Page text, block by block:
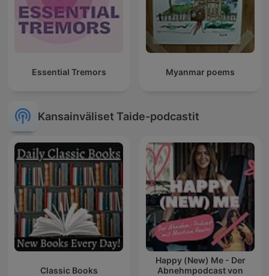
Essential Tremors Myanmar poems
Kansainväliset Taide-podcastit
Classic Books
Happy (New) Me - Der
Abnehmpodcast von